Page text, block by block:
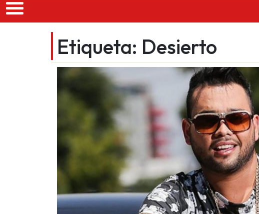
Etiqueta: Desierto